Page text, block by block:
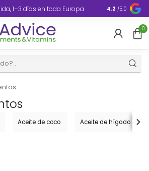
1–3 días en toda Europa Embalaje
4.2 /5.0
0
Aceite de coco Aceite de hígado de